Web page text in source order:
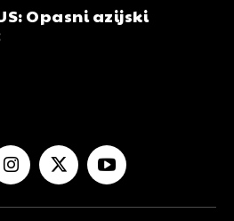
Opasni azijski